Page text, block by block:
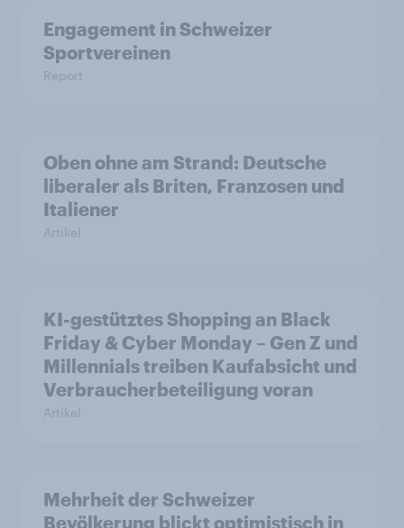
Engagement in Schweizer
Sportvereinen
Report
Oben ohne am Strand: Deutsche
liberaler als Briten, Franzosen und
Italiener
Artikel
KI-gestütztes Shopping an Black
Friday & Cyber Monday – Gen Z und
Millennials treiben Kaufabsicht und
Verbraucherbeteiligung voran
Artikel
Mehrheit der Schweizer
Bevölkerung blickt optimistisch in